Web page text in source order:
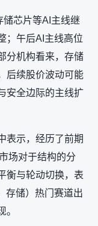
储芯片等AI主线继
；午后AI主线高位
分机构看来，存储
后续股价波动可能
安全边际的主线扩
表示，经历了前期
场对于结构的分
衡与轮动切换，表
存储）热门赛道出
。